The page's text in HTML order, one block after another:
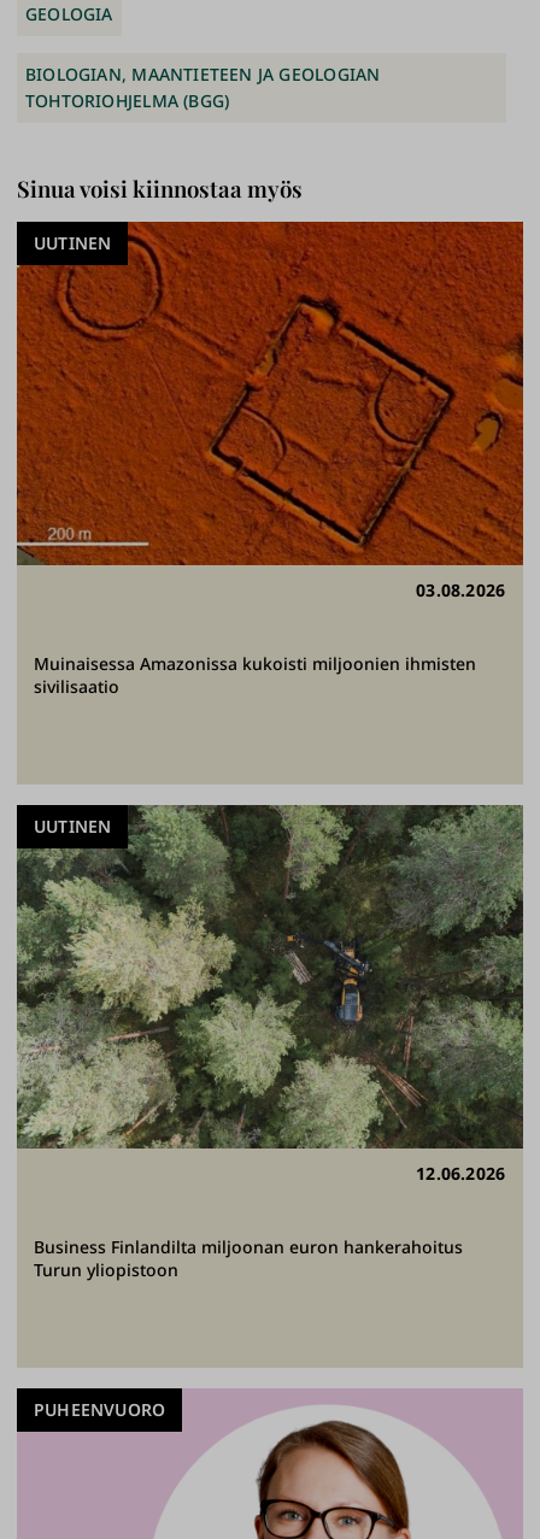
GEOLOGIA
BIOLOGIAN, MAANTIETEEN JA GEOLOGIAN
TOHTORIOHJELMA (BGG)
Sinua voisi kiinnostaa myös
03.08.2026
Muinaisessa Amazonissa kukoisti miljoonien ihmisten
sivilisaatio
UUTINEN
12.06.2026
Business Finlandilta miljoonan euron hankerahoitus
Turun yliopistoon
UUTINEN
PUHEENVUORO